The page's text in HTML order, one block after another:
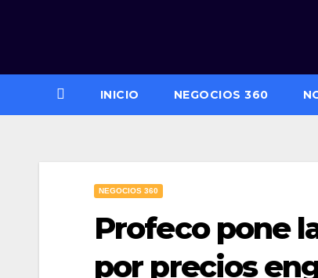
INICIO NEGOCIOS 360
NEGOCIOS 360
Profeco pone
por precios